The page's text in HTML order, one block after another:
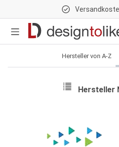
Hersteller von A-Z
Hersteller